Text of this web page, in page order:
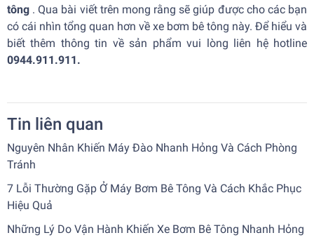
tông . Qua bài viết trên mong rằng sẽ giúp được cho các bạn
có cái nhìn tổng quan hơn về xe bơm bê tông này. Để hiểu và
biết thêm thông tin về sản phẩm vui lòng liên hệ hotline
0944.911.911.
Tin liên quan
Nguyên Nhân Khiến Máy Đào Nhanh Hỏng Và Cách Phòng
Tránh
7 Lỗi Thường Gặp Ở Máy Bơm Bê Tông Và Cách Khắc Phục
Hiệu Quả
Những Lý Do Vận Hành Khiến Xe Bơm Bê Tông Nhanh Hỏng